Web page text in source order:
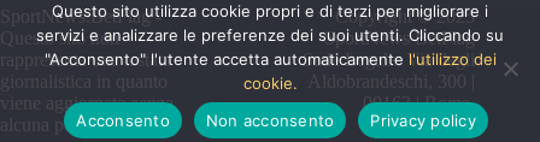
SportNews.BetFlag -
Questo sito non
rappresenta una testata
giornalistica in quanto
viene aggiornato senza
alcuna periodicità
Copyright © 2025
SportNews BetFlag
Sede Legale: Via degli
Aldobrandeschi, 300 |
00163 | Roma
Questo sito utilizza cookie propri e di terzi per migliorare i
servizi e analizzare le preferenze dei suoi utenti. Cliccando su
"Acconsento" l'utente accetta automaticamente l'utilizzo dei
cookie.
Acconsento
Non acconsento Privacy policy